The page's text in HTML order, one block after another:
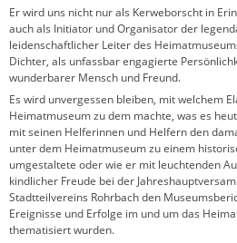
Er wird uns nicht nur als Kerweborscht in
auch als Initiator und Organisator der
leidenschaftlicher Leiter des
Dichter, als unfassbar engagierte
wunderbarer Mensch und Freund.
Es wird unvergessen bleiben, mit welchem
Heimatmuseum zu dem machte, was es
mit seinen Helferinnen und Helfern den
unter dem Heimatmuseum zu einem
umgestaltete oder wie er mit leuchtenden
kindlicher Freude bei der
Stadtteilvereins Rohrbach den
Ereignisse und Erfolge im und um das
thematisiert wurden.